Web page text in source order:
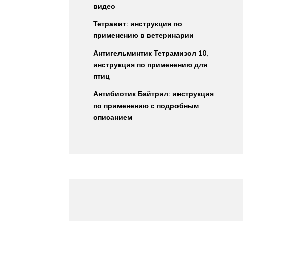
видео
Тетравит: инструкция по
применению в ветеринарии
Антигельминтик Тетрамизол 10,
инструкция по применению для
птиц
Антибиотик Байтрил: инструкция
по применению с подробным
описанием